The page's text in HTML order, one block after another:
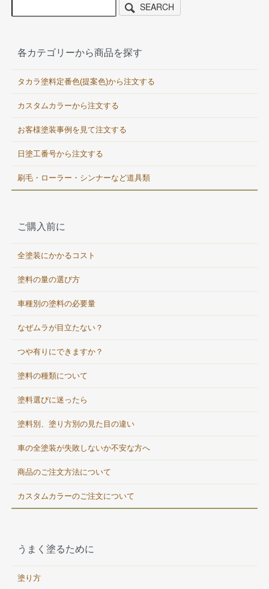
SEARCH
各カテゴリーから商品を探す
タカラ塗料定番色(提案色)から注文する
カスタムカラーから注文する
お客様塗装事例を見て注文する
日塗工番号から注文する
刷毛・ローラー・シンナーなど道具類
ご購入前に
全塗装にかかるコスト
塗料の量の選び方
車種別の塗料の必要量
なぜムラが目立たない？
つや有りにできますか？
塗料の種類について
塗料選びに迷ったら
塗料別、塗り方別の見た目の違い
車の全塗装が失敗しないか不安な方へ
商品のご注文方法について
カスタムカラーのご注文について
うまく塗るために
塗り方